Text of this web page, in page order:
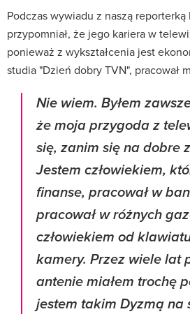
Podczas wywiadu z naszą
przypomniał, że jego kariera w
ponieważ z wykształcenia jest
studia "Dzień dobry TVN", pracował
Nie wiem. Byłem
że moja przygoda z
się, zanim się na dobre
Jestem człowiekiem,
finanse, pracował w
pracował w różnych
człowiekiem od
kamery. Przez wiele lat
antenie miałem trochę
jestem takim Dyzmą na